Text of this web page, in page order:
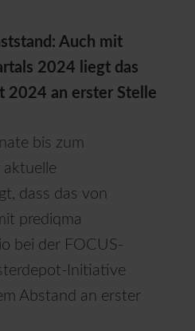
Auch mit
2024 liegt das
2024 an erster Stelle
bis zum
aktuelle
dass das von
prediqma
bei der FOCUS-
Initiative
Abstand an erster